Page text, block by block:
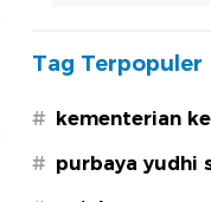
Tag Terpopuler
# kementerian
# purbaya yudhi